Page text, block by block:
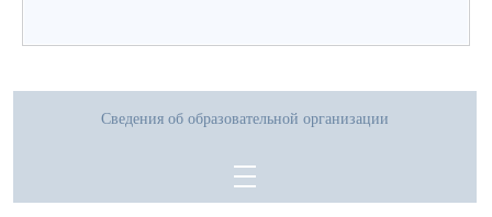
Сведения об образовательной организации